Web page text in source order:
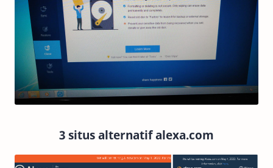
3 situs alternatif alexa.com